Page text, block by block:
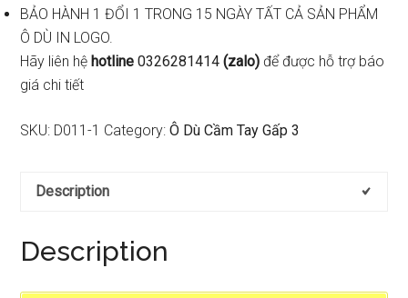
BẢO HÀNH 1 ĐỔI 1 TRONG 15 NGÀY TẤT CẢ SẢN PHẨM
Ô DÙ IN LOGO.
Hãy liên hệ hotline0326281414 (zalo) để được hỗ trợ báo
giá chi tiết
SKU: D011-1 Category:Ô Dù Cầm Tay Gấp 3
Description
Description